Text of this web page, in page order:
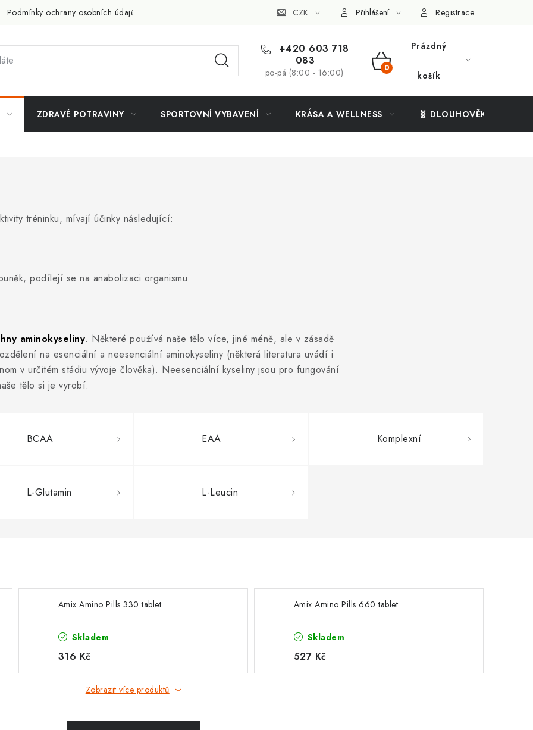
Podmínky ochrany osobních údajů Slevový systém Vše o nákupu
CZK Přihlášení Registrace
+420 603 718
083
po-pá (8:00 - 16:00)
NÁKUPNÍ
Prázdný
košík
ZDRAVÉ POTRAVINY SPORTOVNÍ VYBAVENÍ KRÁSA A WELLNESS 🧬 DLOUHOVĚKOST
tréninku, mívají účinky následující:
podílejí se na anabolizaci organismu.
aminokyseliny. Některé používá naše tělo více, jiné méně, ale v zásadě
na esenciální a neesenciální aminokyseliny (některá literatura uvádí i
v určitém stádiu vývoje člověka). Neesenciální kyseliny jsou pro fungování
tělo si je vyrobí.
BCAA EAA Komplexní
L-Glutamin L-Leucin
Amix Amino Pills 330 tablet
Skladem
316 Kč
Amix Amino Pills 660 tablet
Skladem
527 Kč
Zobrazit více produktů